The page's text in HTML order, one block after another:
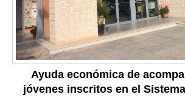
Ayuda económica de
jóvenes inscritos en el